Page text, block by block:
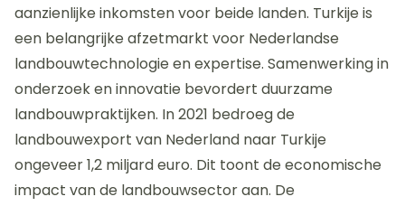
aanzienlijke inkomsten voor beide landen. Turkije is
een belangrijke afzetmarkt voor Nederlandse
landbouwtechnologie en expertise. Samenwerking in
onderzoek en innovatie bevordert duurzame
landbouwpraktijken. In 2021 bedroeg de
landbouwexport van Nederland naar Turkije
ongeveer 1,2 miljard euro. Dit toont de economische
impact van de landbouwsector aan. De